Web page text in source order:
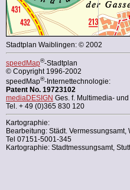
Stadtplan Waiblingen: © 2002
speedMap®-Stadtplan
© Copyright 1996-2002
speedMap®-Internettechnologie:
Patent No. 19723102
mediaDESIGN Ges. f. Multimedia-
Tel. + 49 (0)365 830 120
Kartographie:
Bearbeitung: Städt. Vermessungsamt,
Tel 07151-5001-345
Kartographie: Stadtmessungsamt,